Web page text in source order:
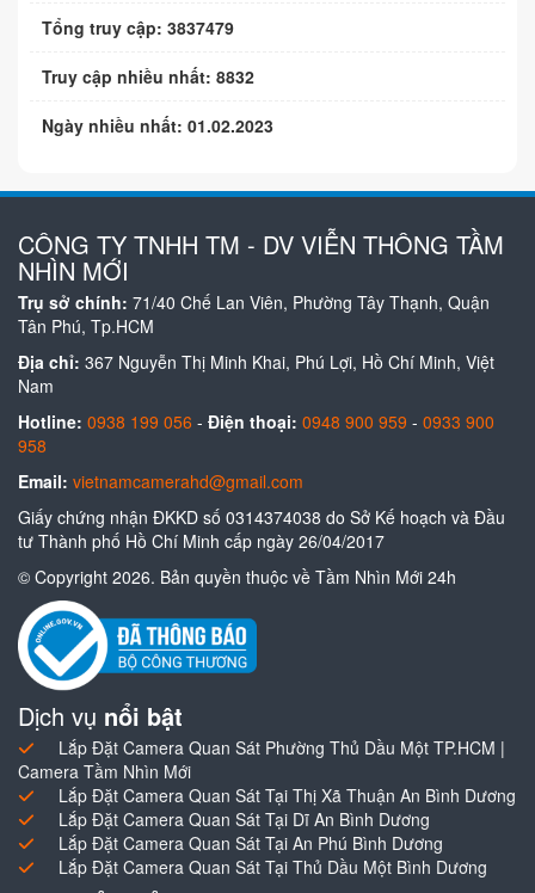
Tổng truy cập: 3837479
Truy cập nhiều nhất: 8832
Ngày nhiều nhất: 01.02.2023
CÔNG TY TNHH TM - DV VIỄN THÔNG TẦM
NHÌN MỚI
Trụ sở chính: 71/40 Chế Lan Viên, Phường Tây Thạnh, Quận
Tân Phú, Tp.HCM
Địa chỉ: 367 Nguyễn Thị Minh Khai, Phú Lợi, Hồ Chí Minh, Việt
Nam
Hotline: 0938 199 056 - Điện thoại: 0948 900 959 - 0933 900
958
Email: vietnamcamerahd@gmail.com
Giấy chứng nhận ĐKKD số 0314374038 do Sở Kế hoạch và Đầu
tư Thành phố Hồ Chí Minh cấp ngày 26/04/2017
© Copyright 2026. Bản quyền thuộc về Tầm Nhìn Mới 24h
Dịch vụ nổi bật
Lắp Đặt Camera Quan Sát Phường Thủ Dầu Một TP.HCM |
Camera Tầm Nhìn Mới
Lắp Đặt Camera Quan Sát Tại Thị Xã Thuận An Bình Dương
Lắp Đặt Camera Quan Sát Tại Dĩ An Bình Dương
Lắp Đặt Camera Quan Sát Tại An Phú Bình Dương
Lắp Đặt Camera Quan Sát Tại Thủ Dầu Một Bình Dương